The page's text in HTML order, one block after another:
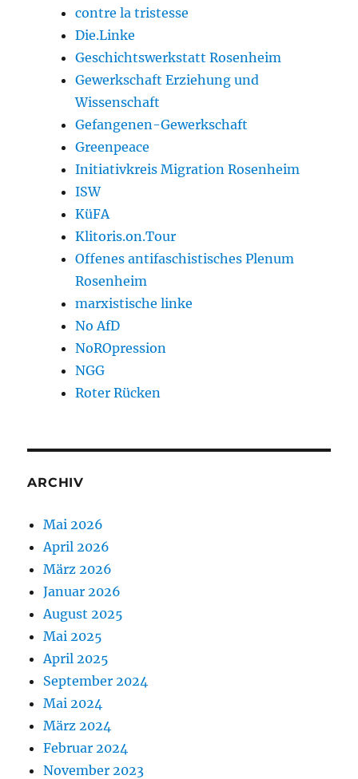
contre la tristesse
Die.Linke
Geschichtswerkstatt Rosenheim
Gewerkschaft Erziehung und
Wissenschaft
Gefangenen-Gewerkschaft
Greenpeace
Initiativkreis Migration Rosenheim
ISW
KüFA
Klitoris.on.Tour
Offenes antifaschistisches Plenum
Rosenheim
marxistische linke
No AfD
NoROpression
NGG
Roter Rücken
ARCHIV
Mai 2026
April 2026
März 2026
Januar 2026
August 2025
Mai 2025
April 2025
September 2024
Mai 2024
März 2024
Februar 2024
November 2023